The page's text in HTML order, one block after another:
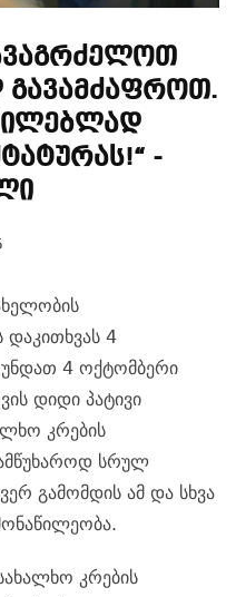
Გავამძაფროთ.
-
დაკითხვას 4
უნდათ 4 ოქტომბერი
დიდი პატივი
კრების
სრულ
გამომდის ამ და სხვა
კრების